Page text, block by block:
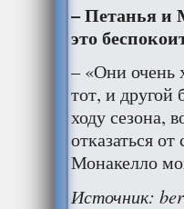
– Петанья и
это
– «Они
тот, и другой
ходу сезона,
отказаться
Монакелло
Источник: